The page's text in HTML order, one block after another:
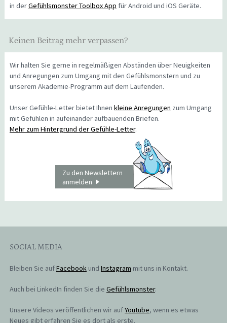
in derGefühlsmonster Toolbox App für Android und iOS Geräte.
Keinen Beitrag mehr verpassen?
Wir halten Sie gerne in regelmäßigen Abständen über Neuigkeiten
und Anregungen zum Umgang mit den Gefühlsmonstern und zu
unserem Akademie-Programm auf dem Laufenden.
Unser Gefühle-Letter bietet Ihnen kleine Anregungen zum Umgang
mit Gefühlen in aufeinander aufbauenden Briefen.
Mehr zum Hintergrund der Gefühle-Letter.
Zu den Newslettern
anmelden
SOCIAL MEDIA
Bleiben Sie aufFacebookund Instagram mit uns in Kontakt.
Auch bei LinkedIn finden Sie die Gefühlsmonster.
Unsere Videos veröffentlichen wir aufYoutube, wenn es etwas
Neues gibt erfahren Sie es dort als erste.